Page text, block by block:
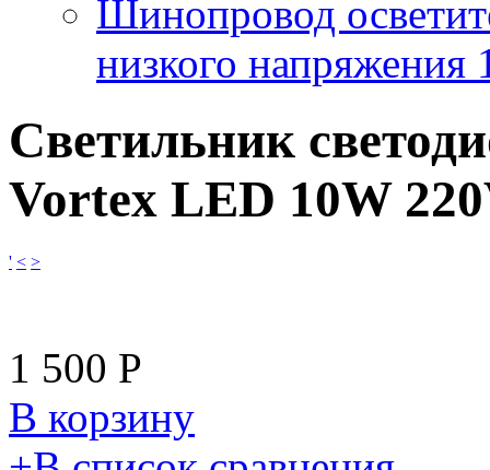
Шинопровод
низкого напряжения
Светильник
Vortex LED 10W
' < >
1 500 Р
В корзину